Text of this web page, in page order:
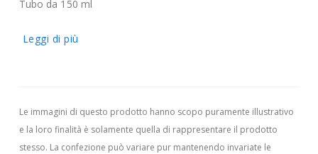
Tubo da 150 ml
Leggi di più
Le immagini di questo prodotto hanno scopo puramente illustrativo
e la loro finalità è solamente quella di rappresentare il prodotto
stesso. La confezione può variare pur mantenendo invariate le